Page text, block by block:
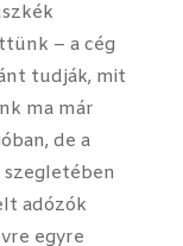
– a cég
tudják, mit
ma már
de a
szegletében
adózók
egyre